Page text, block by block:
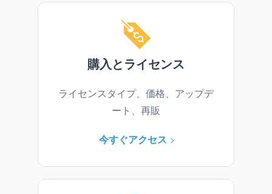
購入とライセンス
ライセンスタイプ、価格、アップデ
ート、再販
今すぐアクセス